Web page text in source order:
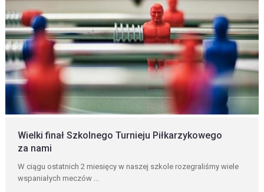
Wielki finał Szkolnego Turnieju Piłkarzykowego
za nami
W ciągu ostatnich 2 miesięcy w naszej szkole rozegraliśmy wiele
wspaniałych meczów ...